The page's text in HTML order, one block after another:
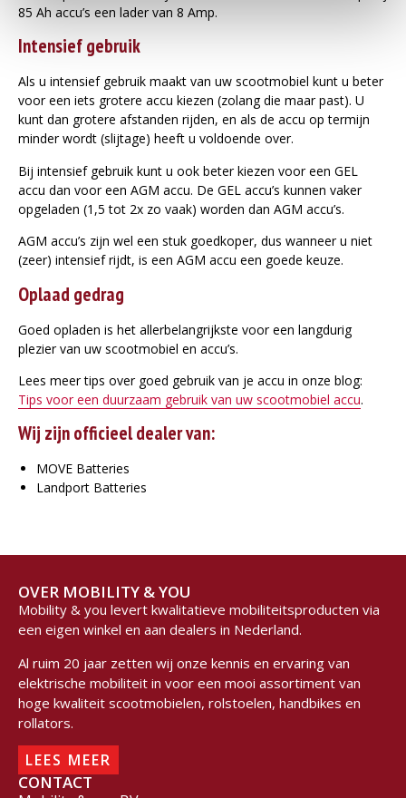
85 Ah accu’s een lader van 8 Amp.
Intensief gebruik
Als u intensief gebruik maakt van uw scootmobiel kunt u beter
voor een iets grotere accu kiezen (zolang die maar past). U
kunt dan grotere afstanden rijden, en als de accu op termijn
minder wordt (slijtage) heeft u voldoende over.
Bij intensief gebruik kunt u ook beter kiezen voor een GEL
accu dan voor een AGM accu. De GEL accu’s kunnen vaker
opgeladen (1,5 tot 2x zo vaak) worden dan AGM accu’s.
AGM accu’s zijn wel een stuk goedkoper, dus wanneer u niet
(zeer) intensief rijdt, is een AGM accu een goede keuze.
Oplaad gedrag
Goed opladen is het allerbelangrijkste voor een langdurig
plezier van uw scootmobiel en accu’s.
Lees meer tips over goed gebruik van je accu in onze blog:
Tips voor een duurzaam gebruik van uw scootmobiel accu.
Wij zijn officieel dealer van:
MOVE Batteries
Landport Batteries
OVER MOBILITY & YOU
Mobility & you levert kwalitatieve mobiliteitsproducten via
een eigen winkel en aan dealers in Nederland.
Al ruim 20 jaar zetten wij onze kennis en ervaring van
elektrische mobiliteit in voor een mooi assortiment van
hoge kwaliteit scootmobielen, rolstoelen, handbikes en
rollators.
LEES MEER
CONTACT